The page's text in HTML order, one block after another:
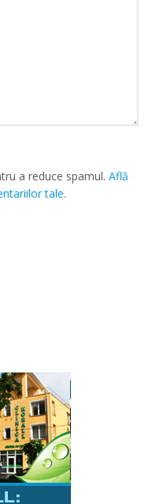
a reduce spamul.Află
tale.